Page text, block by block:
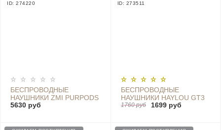
ID: 274220
БЕСПРОВОДНЫЕ
НАУШНИКИ ZMI PURPODS
PRO (БЕЛЫЙ) - TW100ZM
5630 руб
ID: 273511
БЕСПРОВОДНЫЕ
НАУШНИКИ HAYLOU GT3
TWS EARBUDS, BLACK -
1760 руб 1699 руб